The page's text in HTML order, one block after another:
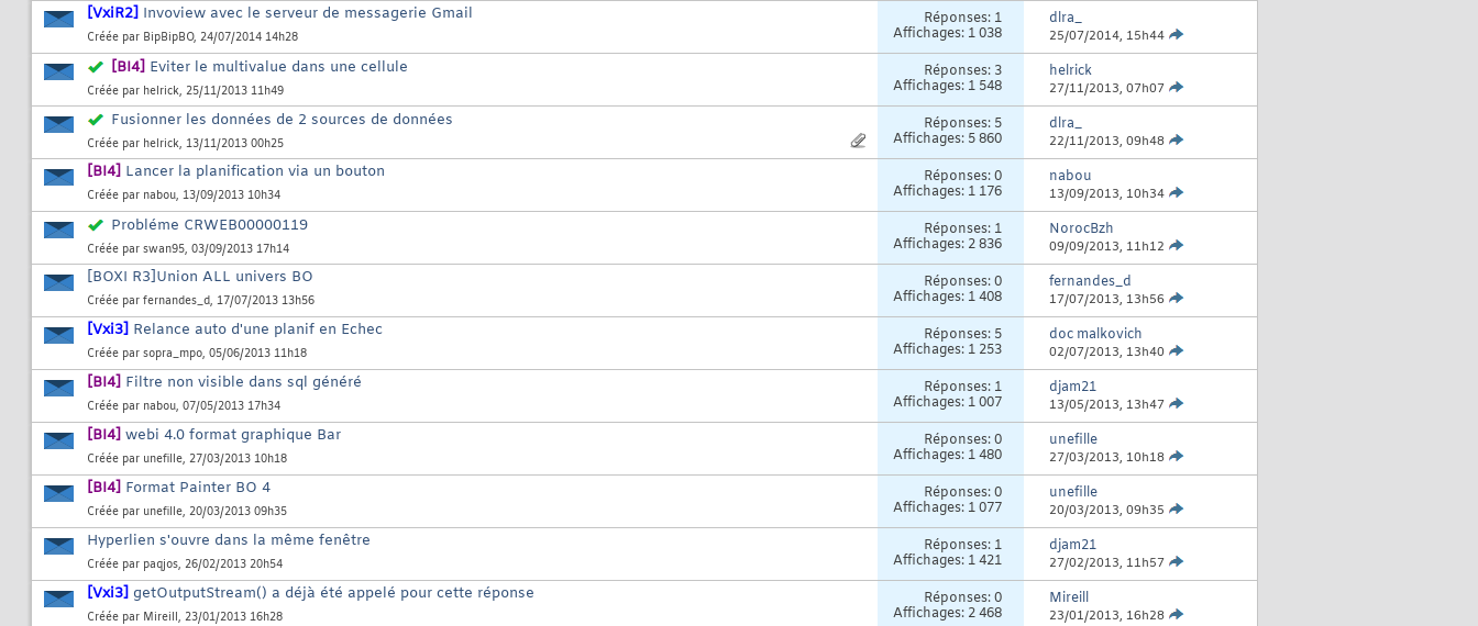
[VxiR2] Invoview avec le serveur de messagerie Gmail
Créée par BipBipBO, 24/07/2014 14h28
Réponses: 1
Affichages: 1 038
dlra_
25/07/2014, 15h44
[BI4] Eviter le multivalue dans une cellule
Créée par helrick, 25/11/2013 11h49
Réponses: 3
Affichages: 1 548
helrick
27/11/2013, 07h07
Fusionner les données de 2 sources de données
Créée par helrick, 13/11/2013 00h25
Réponses: 5
Affichages: 5 860
dlra_
22/11/2013, 09h48
[BI4] Lancer la planification via un bouton
Créée par nabou, 13/09/2013 10h34
Réponses:0
Affichages: 1 176
nabou
13/09/2013, 10h34
Probléme CRWEB00000119
Créée par swan95, 03/09/2013 17h14
Réponses: 1
Affichages: 2 836
NorocBzh
09/09/2013, 11h12
[BOXI R3]Union ALL univers BO
Créée par fernandes_d, 17/07/2013 13h56
Réponses:0
Affichages: 1 408
fernandes_d
17/07/2013, 13h56
[Vxi3] Relance auto d'une planif en Echec
Créée par sopra_mpo, 05/06/2013 11h18
Réponses: 5
Affichages: 1 253
doc malkovich
02/07/2013, 13h40
[BI4] Filtre non visible dans sql généré
Créée par nabou, 07/05/2013 17h34
Réponses: 1
Affichages: 1 007
djam21
13/05/2013, 13h47
[BI4] webi 4.0 format graphique Bar
Créée par unefille, 27/03/2013 10h18
Réponses:0
Affichages: 1 480
unefille
27/03/2013, 10h18
[BI4] Format Painter BO 4
Créée par unefille, 20/03/2013 09h35
Réponses:0
Affichages: 1 077
unefille
20/03/2013, 09h35
Hyperlien s'ouvre dans la même fenêtre
Créée par paqjos, 26/02/2013 20h54
Réponses: 1
Affichages: 1 421
djam21
27/02/2013, 11h57
[Vxi3] getOutputStream() a déjà été appelé pour cette réponse
Créée par Mireill, 23/01/2013 16h28
Réponses:0
Affichages: 2 468
Mireill
23/01/2013, 16h28